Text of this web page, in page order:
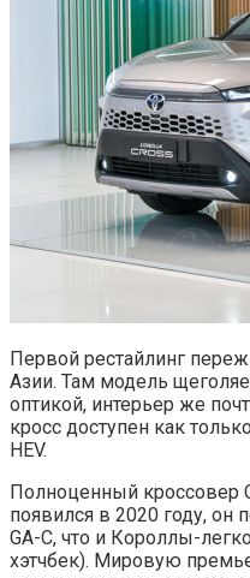
Первой рестайлинг
Азии. Там модель
оптикой, интерьер же
кросс доступен как
HEV.
Полноценный кроссовер
появился в 2020 году, он
GA-C, что и Короллы-
хэтчбек). Мировую